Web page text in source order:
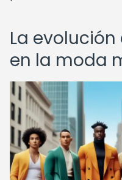
La
en la moda